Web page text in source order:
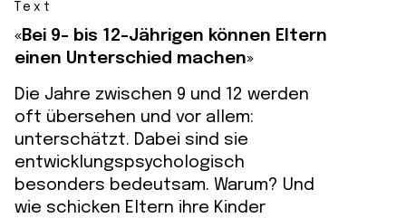
Text
«Bei 9- bis 12-Jährigen können Eltern
einen Unterschied machen»
Die Jahre zwischen 9 und 12 werden
oft übersehen und vor allem:
unterschätzt. Dabei sind sie
entwicklungspsychologisch
besonders bedeutsam. Warum? Und
wie schicken Eltern ihre Kinder